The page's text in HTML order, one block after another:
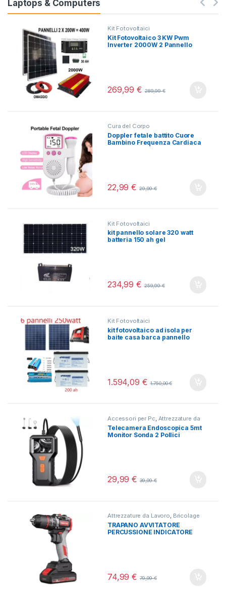
Laptops & Computers
Kit Fotovoltaici
Kit Fotovoltaico 3 KW Pwm
Inverter 2000W 2 Pannello
269,99€ 289,99€
Cura del Corpo
Doppler fetale battito Cuore
Bambino Frequenza Cardiaca
22,99€ 29,99€
Kit Fotovoltaici
kit pannello solare 320 watt
batteria 150 ah gel
234,99€ 259,99€
Kit Fotovoltaici
kit fotovoltaico ad isola per
baite casa barca pannello
1.594,09 € 1.750,00€
Accessori per Pc, Attrezzature da
Lavoro Telecamere
Telecamera Endoscopica 5mt
Monitor Sonda 2 Pollici
29,99€ 39,99€
Attrezzature da Lavoro, Bricolage
TRAPANO AVVITATORE
PERCUSSIONE INDICATORE
74,99€ 79,99€